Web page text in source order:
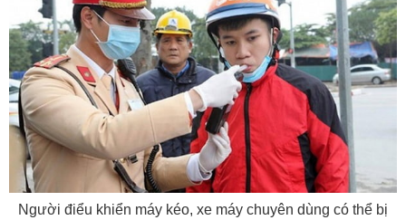
Người điểu khiển máy kéo, xe máy chuyên dùng có thể bị